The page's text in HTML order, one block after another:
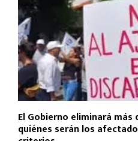
El Gobierno eliminará más
quiénes serán los